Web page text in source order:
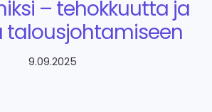
– tehokkuutta ja
talousjohtamiseen
9.09.2025